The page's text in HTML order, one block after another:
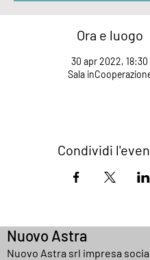
Ora e luogo
30 apr 2022, 18:30
Sala
Condividi
Nuovo Astra
Nuovo Astra srl impresa